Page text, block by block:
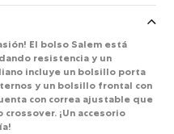
El bolso Salem está
resistencia y un
incluye un bolsillo porta
y un bolsillo frontal con
con correa ajustable que
¡Un accesorio